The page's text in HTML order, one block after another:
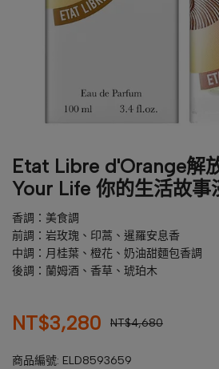
Etat Libre d'Orange解
Your Life 你的生活故事
香調：美食調
前調：岩玫瑰、印蒿、暹羅安息香
中調：月桂葉、橙花、奶油甜麵包香調
後調：蘭姆酒、香草、琥珀木
NT$3,280 NT$4,680
商品編號: ELD8593659